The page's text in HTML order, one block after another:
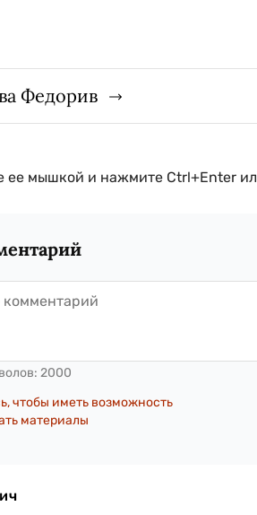
Федорив
ее мышкой и нажмите Ctrl+Enter
2000
чтобы иметь возможность
материалы